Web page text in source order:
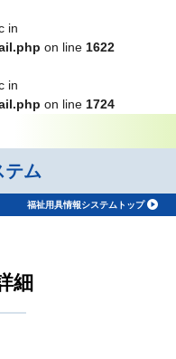
in
on line 1622
in
on line 1724
テム
福祉用具情報システムトップ
細